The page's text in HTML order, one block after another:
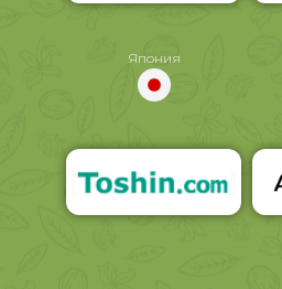
Япония